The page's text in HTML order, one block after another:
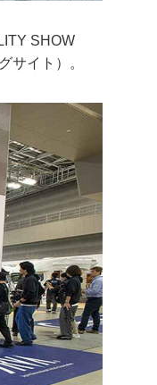
SHOW
サイト）。